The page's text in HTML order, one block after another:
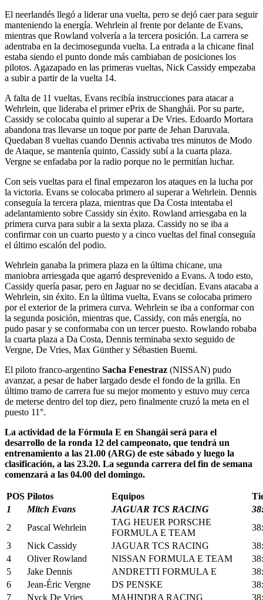
El neerlandés llegó a liderar una vuelta, pero se dejó caer para seguir
manteniendo la energía. Wehrlein al frente por delante de Evans,
mientras que Rowland volvería a la tercera posición. La carrera se
adentraba en la decimosegunda vuelta. La entrada a la chicane final
estaba siendo el punto donde más cambiaban de posiciones los
pilotos. Agazapado en las primeras vueltas, Nick Cassidy empezaba
a subir a partir de la vuelta 14.
A falta de 11 vueltas, Evans recibía instrucciones para atacar a
Wehrlein, que lideraba el primer ePrix de Shanghái. Por su parte,
Cassidy se colocaba quinto al superar a De Vries. Edoardo Mortara
abandona tras llevarse un toque por parte de Jehan Daruvala.
Quedaban 8 vueltas cuando Dennis activaba tres minutos de Modo
de Ataque, se mantenía quinto, Cassidy subí a la cuarta plaza.
Vergne se enfadaba por la radio porque no le permitían luchar.
Con seis vueltas para el final empezaron los ataques en la lucha por
la victoria. Evans se colocaba primero al superar a Wehrlein. Dennis
conseguía la tercera plaza, mientras que Da Costa intentaba el
adelantamiento sobre Cassidy sin éxito. Rowland arriesgaba en la
primera curva para subir a la sexta plaza. Cassidy no se iba a
confirmar con un cuarto puesto y a cinco vueltas del final conseguía
el último escalón del podio.
Wehrlein ganaba la primera plaza en la última chicane, una
maniobra arriesgada que agarró desprevenido a Evans. A todo esto,
Cassidy quería pasar, pero en Jaguar no se decidían. Evans atacaba a
Wehrlein, sin éxito. En la última vuelta, Evans se colocaba primero
por el exterior de la primera curva. Wehrlein se iba a conformar con
la segunda posición, mientras que, Cassidy, con más energía, no
pudo pasar y se conformaba con un tercer puesto. Rowlando robaba
la cuarta plaza a Da Costa, Dennis terminaba sexto seguido de
Vergne, De Vries, Max Günther y Sébastien Buemi.
El piloto franco-argentino Sacha Fenestraz (NISSAN) pudo
avanzar, a pesar de haber largado desde el fondo de la grilla. En
último tramo de carrera fue su mejor momento y estuvo muy cerca
de meterse dentro del top diez, pero finalmente cruzó la meta en el
puesto 11°.
La actividad de la Fórmula E en Shangái será para el
desarrollo de la ronda 12 del campeonato, que tendrá un
entrenamiento a las 21.00 (ARG) de este sábado y luego la
clasificación, a las 23.20. La segunda carrera del fin de semana
comenzará a las 04.00 del domingo.
POS Pilotos Equipos
1
Mitch Evans JAGUAR TCS RACING
2
Pascal Wehrlein
TAG HEUER PORSCHE
FORMULA E TEAM
3
Nick Cassidy JAGUAR TCS RACING
4
Oliver Rowland NISSAN FORMULA E TEAM
5
Jake Dennis ANDRETTI FORMULA E
6
Jean-Éric Vergne DS PENSKE
7
Nyck De Vries MAHINDRA RACING